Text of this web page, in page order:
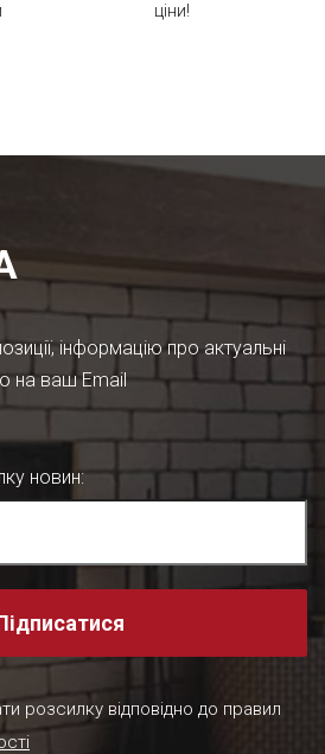
ціни!
інформацію про актуальні
на ваш Email
новин:
розсилку відповідно до правил